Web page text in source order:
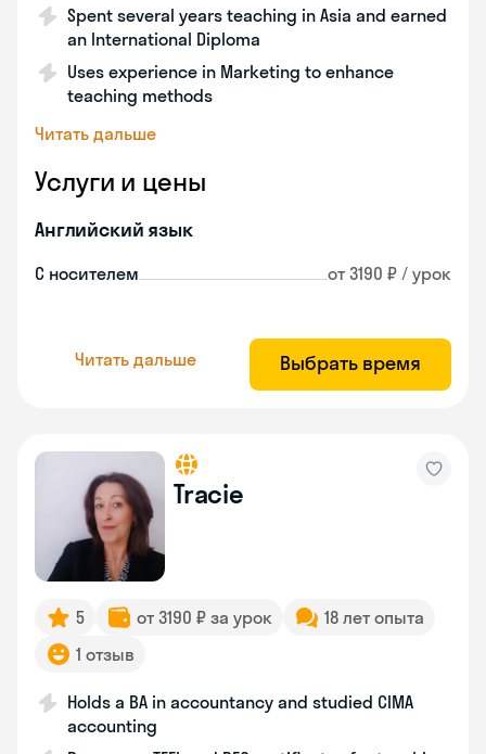
Spent several years teaching in Asia and earned
an International Diploma
Uses experience in Marketing to enhance
teaching methods
Читать дальше
Услуги и цены
Английский язык
С носителем от 3190 ₽ / урок
Читать дальше Выбрать время
Tracie
5 от 3190 ₽ за урок
18 лет опыта
1 отзыв
Holds a BA in accountancy and studied CIMA
accounting